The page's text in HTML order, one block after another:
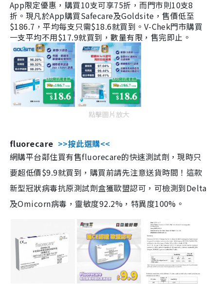
App限定優惠，購買10支可享75折，而門市則10支8
折。現凡於App購買Safecare及Goldsite，售價低至
$186.7，平均每支只需$18.6就買到。V-Chek門市購買
一支平均不用$17.9就買到，數量有限，售完即止。
點擊圖片放大
fluorecare >>按此選購<<
網購平台鄰住買有售fluorecare的快速測試劑，現時只
要超低價$9.9就買到，購買前請先注意送貨時間！這款
新型冠狀病毒抗原測試劑盒獲歐盟認可，可檢測到Delta
及Omicorn病毒，靈敏度92.2%，特異度100%。